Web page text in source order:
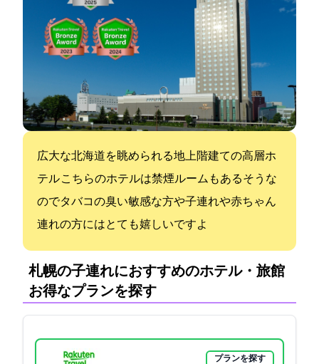
広大な北海道を眺められる地上31階建ての高層ホ
テル こちらのホテルは禁煙ルームもあるそうな
のでタバコの臭い敏感な方や子連れや赤ちゃん
連れの方にはとても嬉しいですよ
札幌の子連れにおすすめのホテル・旅館:
お得なプランを探す
プランを探す